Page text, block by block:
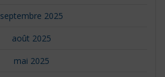
septembre 2025
août 2025
mai 2025